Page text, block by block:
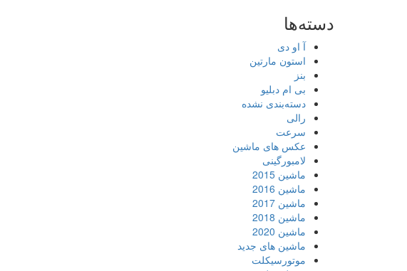
دسته‌ها
آ او دی
استون مارتین
بنز
بی ام دبلیو
دسته‌بندی نشده
رالی
سرعت
عکس های ماشین
لامبورگینی
ماشین 2015
ماشین 2016
ماشین 2017
ماشین 2018
ماشین 2020
ماشین های جدید
موتورسیکلت